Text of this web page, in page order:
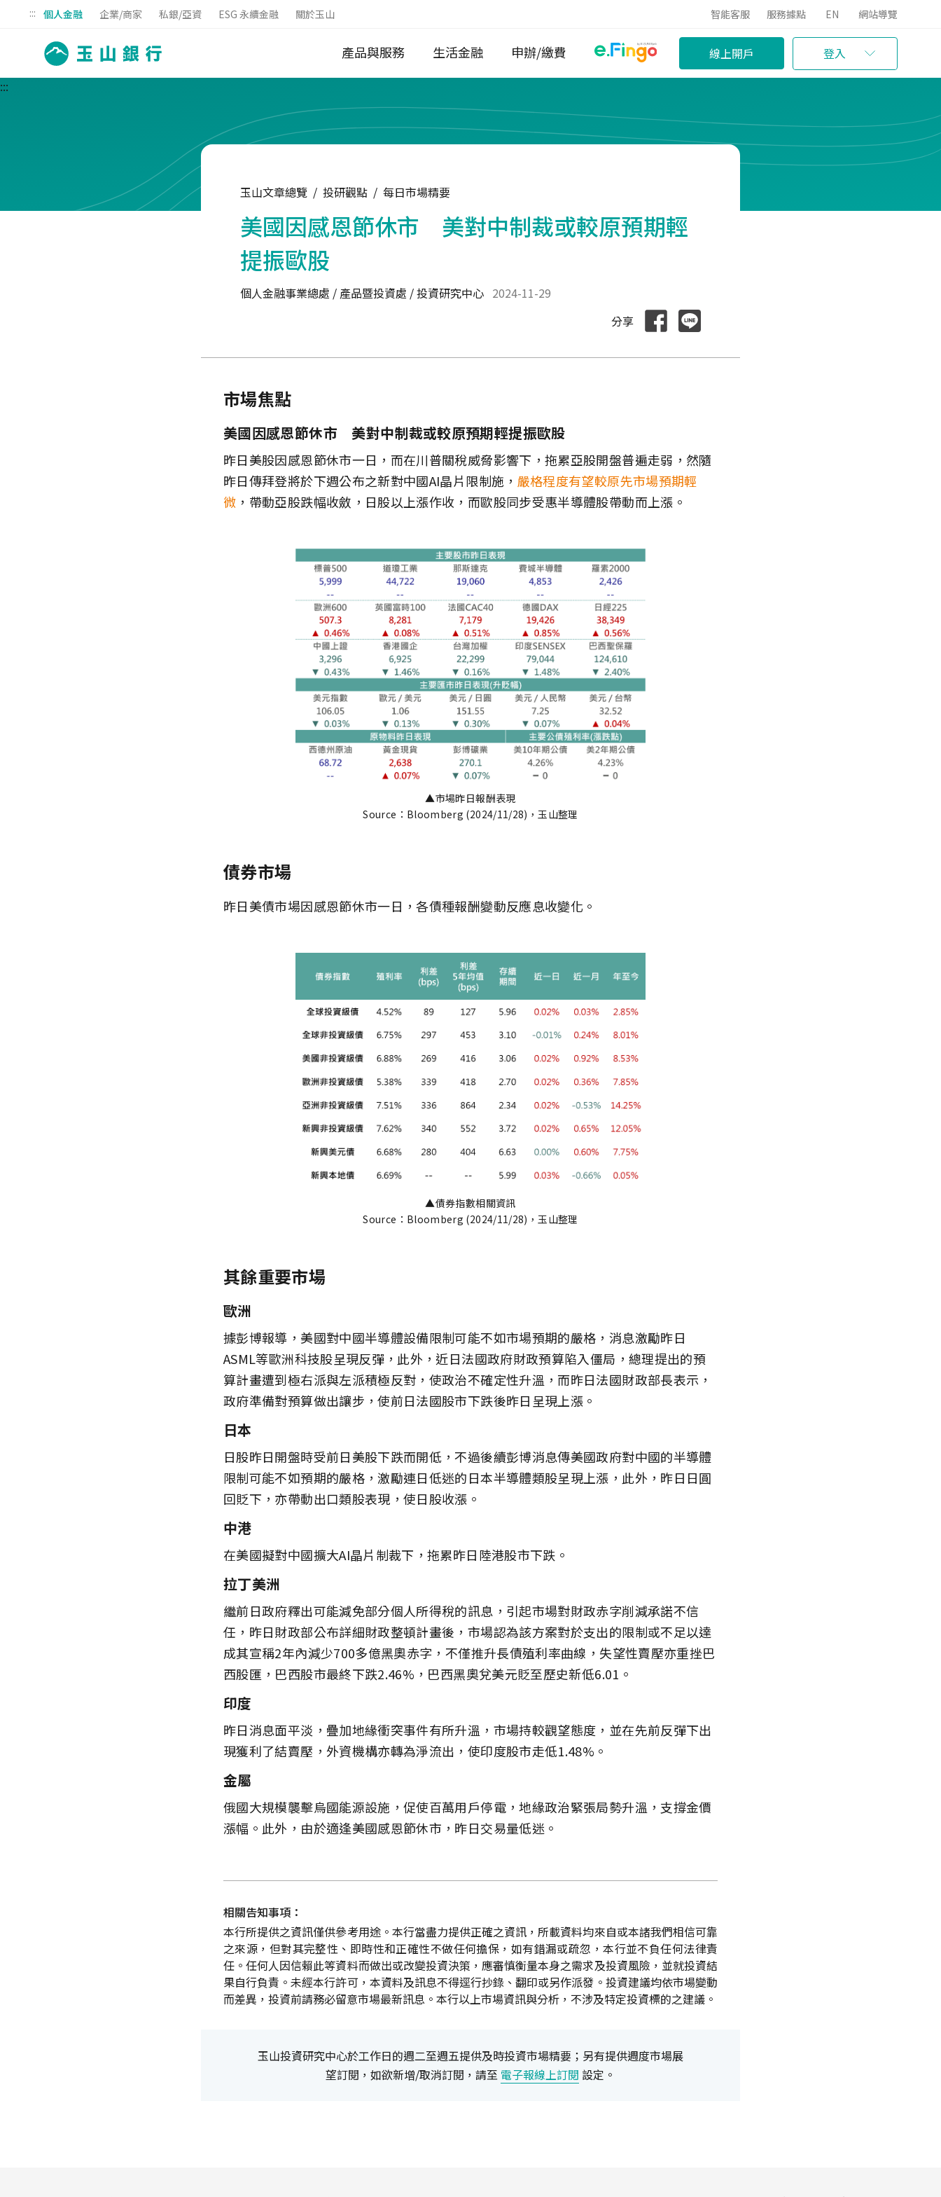
::: 個人金融 企業/商家 私銀/亞資 ESG 永續金融 關於玉山 智能客服 服務據點 EN 網站導覽
產品與服務 生活金融 申辦/繳費 線上開戶
登入
:::
玉山文章總覽 / 投研觀點 / 每日市場精要
美國因感恩節休市 美對中制裁或較原預期輕
提振歐股
個人金融事業總處 / 產品暨投資處 / 投資研究中心 2024-11-29
分享
市場焦點
美國因感恩節休市 美對中制裁或較原預期輕提振歐股
昨日美股因感恩節休市一日，而在川普關稅威脅影響下，拖累亞股開盤普遍走弱，然隨
昨日傳拜登將於下週公布之新對中國AI晶片限制施， 嚴格程度有望較原先市場預期輕
微 ，帶動亞股跌幅收斂，日股以上漲作收，而歐股同步受惠半導體股帶動而上漲。
▲市場昨日報酬表現
Source：Bloomberg (2024/11/28)，玉山整理
債券市場
昨日美債市場因感恩節休市一日，各債種報酬變動反應息收變化。
▲債券指數相關資訊
Source：Bloomberg (2024/11/28)，玉山整理
其餘重要市場
歐洲
據彭博報導，美國對中國半導體設備限制可能不如市場預期的嚴格，消息激勵昨日
ASML等歐洲科技股呈現反彈，此外，近日法國政府財政預算陷入僵局，總理提出的預
算計畫遭到極右派與左派積極反對，使政治不確定性升溫，而昨日法國財政部長表示，
政府準備對預算做出讓步，使前日法國股市下跌後昨日呈現上漲。
日本
日股昨日開盤時受前日美股下跌而開低，不過後續彭博消息傳美國政府對中國的半導體
限制可能不如預期的嚴格，激勵連日低迷的日本半導體類股呈現上漲，此外，昨日日圓
回貶下，亦帶動出口類股表現，使日股收漲。
中港
在美國擬對中國擴大AI晶片制裁下，拖累昨日陸港股市下跌。
拉丁美洲
繼前日政府釋出可能減免部分個人所得稅的訊息，引起市場對財政赤字削減承諾不信
任，昨日財政部公布詳細財政整頓計畫後，市場認為該方案對於支出的限制或不足以達
成其宣稱2年內減少700多億黑奧赤字，不僅推升長債殖利率曲線，失望性賣壓亦重挫巴
西股匯，巴西股市最終下跌2.46%，巴西黑奧兌美元貶至歷史新低6.01。
印度
昨日消息面平淡，疊加地緣衝突事件有所升溫，市場持較觀望態度，並在先前反彈下出
現獲利了結賣壓，外資機構亦轉為淨流出，使印度股市走低1.48%。
金屬
俄國大規模襲擊烏國能源設施，促使百萬用戶停電，地緣政治緊張局勢升溫，支撐金價
漲幅。此外，由於適逢美國感恩節休市，昨日交易量低迷。
相關告知事項：
本行所提供之資訊僅供參考用途。本行當盡力提供正確之資訊，所載資料均來自或本諸我們相信可靠
之來源，但對其完整性、即時性和正確性不做任何擔保，如有錯漏或疏忽，本行並不負任何法律責
任。任何人因信賴此等資料而做出或改變投資決策，應審慎衡量本身之需求及投資風險，並就投資結
果自行負責。未經本行許可，本資料及訊息不得逕行抄錄、翻印或另作派發。投資建議均依市場變動
而差異，投資前請務必留意市場最新訊息。本行以上市場資訊與分析，不涉及特定投資標的之建議。
玉山投資研究中心於工作日的週二至週五提供及時投資市場精要；另有提供週度市場展
望訂閱，如欲新增/取消訂閱，請至 電子報線上訂閱 設定。